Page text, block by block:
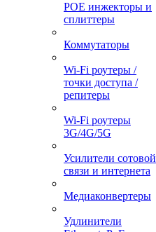
POE инжекторы и
сплиттеры
Коммутаторы
Wi-Fi роутеры /
точки доступа /
репитеры
Wi-Fi роутеры
3G/4G/5G
Усилители сотовой
связи и интернета
Медиаконвертеры
Удлинители